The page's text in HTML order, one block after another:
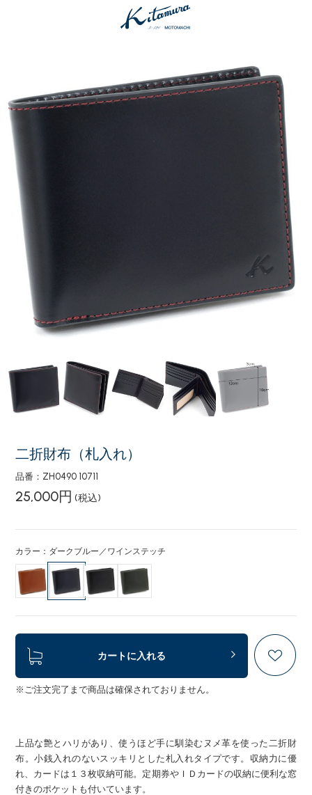
二折財布（札入れ）
品番：ZH0490 10711
25,000円 (税込)
カラー：ダークブルー／ワインステッチ
カートに入れる
※ご注文完了まで商品は確保されておりません。
上品な艶とハリがあり、使うほど手に馴染むヌメ革を使った二折財
布。小銭入れのないスッキリとした札入れタイプです。収納力に優
れ、カードは１３枚収納可能。定期券やＩＤカードの収納に便利な窓
付きのポケットも付いています。